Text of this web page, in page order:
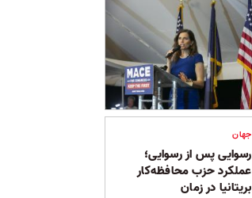
جهان
رسوایی پس از رسوایی؛
عملکرد حزب محافظه‌کار
بریتانیا در زمان